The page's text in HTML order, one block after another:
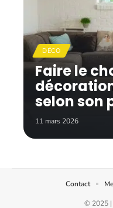
DÉCO
Faire le
selon son
11 mars 2026
© 2025 |
Contact